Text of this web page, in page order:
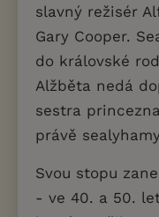
slavný režisér
Gary Cooper.
do královské
Alžběta nedá
sestra
právě
Svou stopu
- ve 40. a 50.